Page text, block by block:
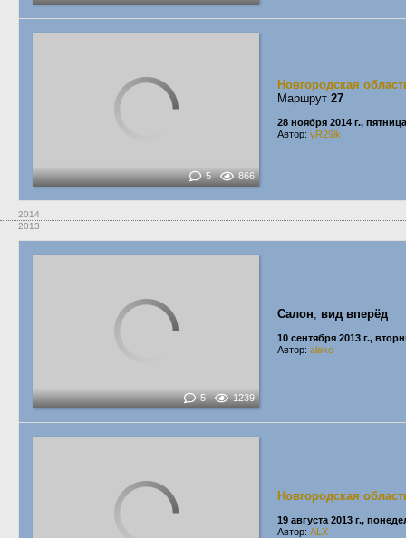
5 866
Новгородская
Маршрут 27
28 ноября 2014 г., пятница
Автор: yR29ik
2014
2013
5 1239
Салон, вид вперёд
10 сентября 2013 г.,
Автор: aleko
Новгородская
19 августа 2013 г.,
Автор: ALX